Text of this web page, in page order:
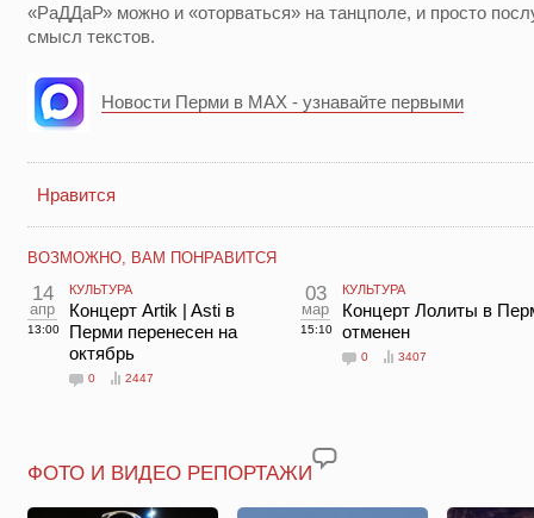
«РаДДаР» можно и «оторваться» на танцполе, и просто
смысл текстов.
Новости Перми в MAX - узнавайте первыми
Нравится
ВОЗМОЖНО, ВАМ ПОНРАВИТСЯ
14
апр
13:00
КУЛЬТУРА
Концерт Artik | Asti в
Перми перенесен на
октябрь
0 2447
03
мар
15:10
КУЛЬТУРА
Концерт Лолиты в
отменен
0 3407
ФОТО И ВИДЕО РЕПОРТАЖИ